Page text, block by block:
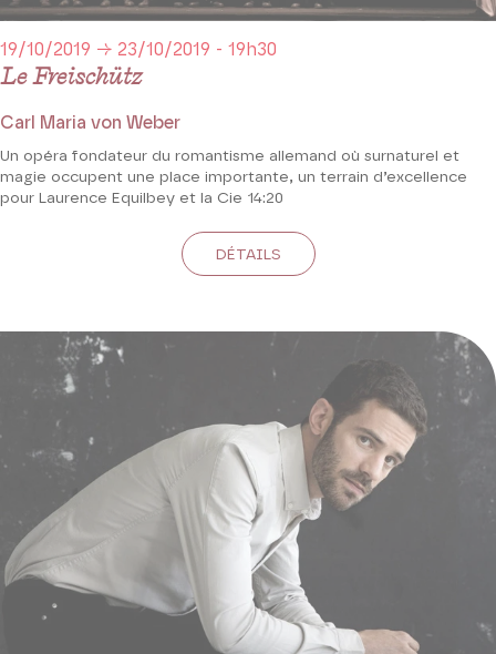
Le Freischütz
19/10/2019 → 23/10/2019 - 19h30
Carl Maria von Weber
Un opéra fondateur du romantisme allemand où surnaturel et
magie occupent une place importante, un terrain d’excellence
pour Laurence Equilbey et la Cie 14:20
DÉTAILS